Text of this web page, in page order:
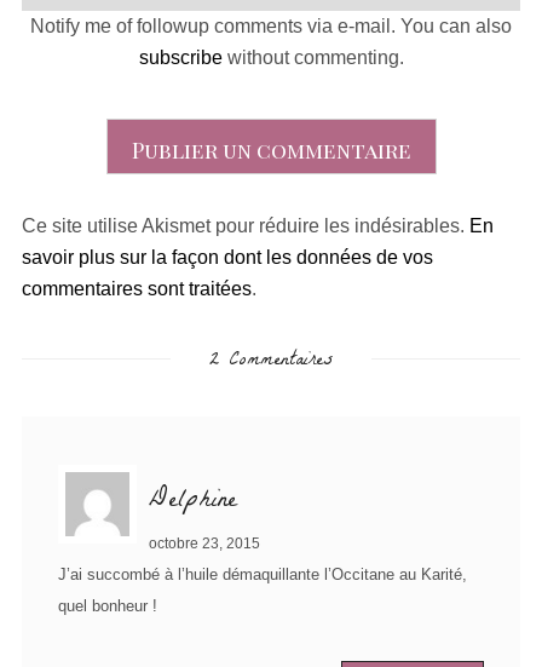
Notify me of followup comments via e-mail. You can also
subscribewithout commenting.
Ce site utilise Akismet pour réduire les indésirables. En
savoir plus sur la façon dont les données de vos
commentaires sont traitées.
2 Commentaires
Delphine
octobre 23, 2015
J’ai succombé à l’huile démaquillante l’Occitane au Karité,
quel bonheur !